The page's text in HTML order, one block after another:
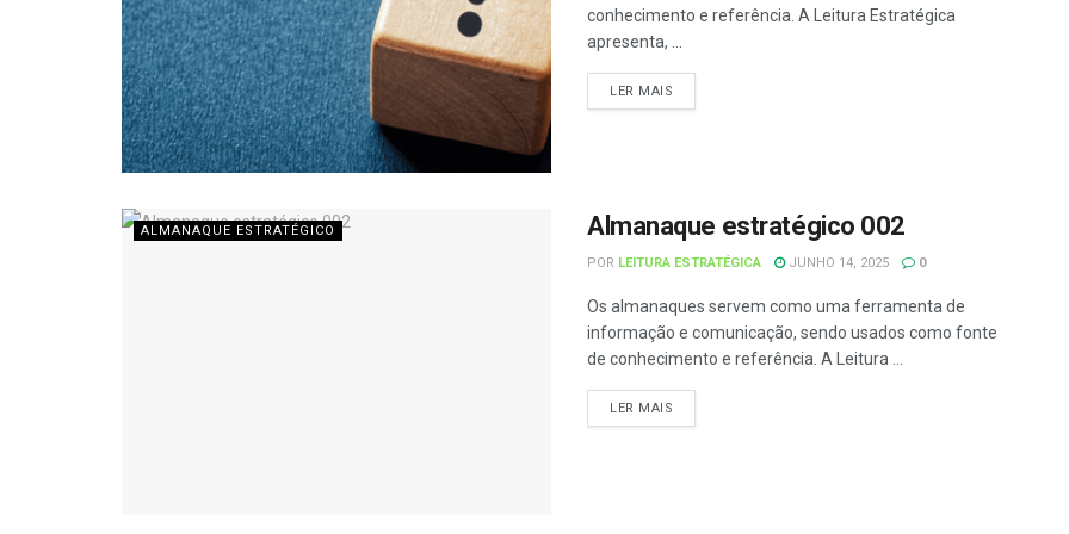
conhecimento e referência. A Leitura Estratégica
apresenta, ...
LER MAIS
ALMANAQUE ESTRATÉGICO Almanaque estratégico 002
POR LEITURA ESTRATÉGICA JUNHO 14, 2025 0
Os almanaques servem como uma ferramenta de
informação e comunicação, sendo usados como fonte
de conhecimento e referência. A Leitura ...
LER MAIS